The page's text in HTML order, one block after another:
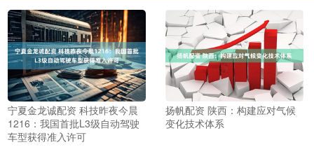
宁夏金龙诚配资 科技昨夜今晨
1216：我国首批L3级自动驾驶
车型获得准入许可
扬帆配资 陕西：构建应对气候
变化技术体系